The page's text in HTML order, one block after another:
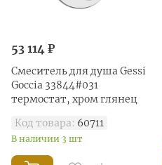
53 114 ₽
Смеситель для душа Gessi
Goccia 33844#031
термостат, хром глянец
Код товара: 60711
В наличии 3 шт